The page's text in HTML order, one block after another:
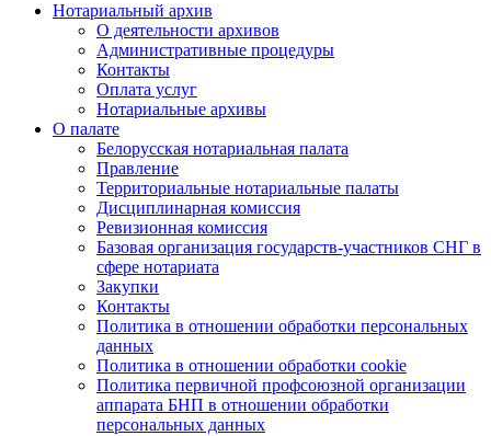
Нотариальный архив
О деятельности архивов
Административные процедуры
Контакты
Оплата услуг
Нотариальные архивы
О палате
Белорусская нотариальная палата
Правление
Территориальные нотариальные палаты
Дисциплинарная комиссия
Ревизионная комиссия
Базовая организация государств-участников СНГ в
сфере нотариата
Закупки
Контакты
Политика в отношении обработки персональных
данных
Политика в отношении обработки cookie
Политика первичной профсоюзной организации
аппарата БНП в отношении обработки
персональных данных